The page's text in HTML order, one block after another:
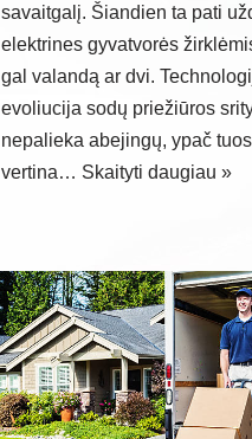
savaitgalį. Šiandien ta pati
elektrines gyvatvorės
gal valandą ar dvi.
evoliucija sodų priežiūros
nepalieka abejingų, ypač
vertina… Skaityti daugiau »